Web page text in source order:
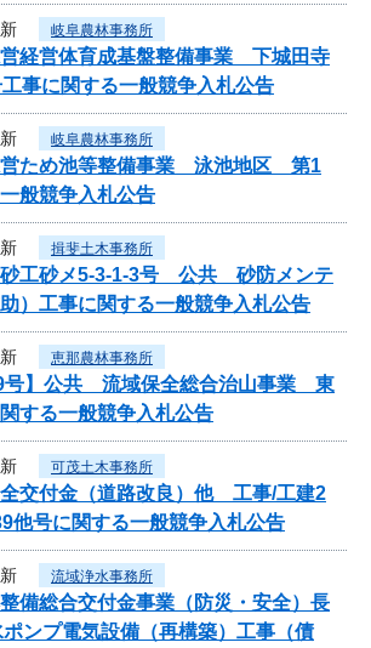
岐阜農林事務所
営経営体育成基盤整備事業 下城田寺
事に関する一般競争入札公告
岐阜農林事務所
営ため池等整備事業 泳池地区 第1
般競争入札公告
揖斐土木事務所
砂工砂メ5-3-1-3号 公共 砂防メンテ
）工事に関する一般競争入札公告
恵那農林事務所
号】公共 流域保全総合治山事業 東
する一般競争入札公告
可茂土木事務所
交付金（道路改良）他 工事/工建2
他号に関する一般競争入札公告
流域浄水事務所
備総合交付金事業（防災・安全）長
ンプ電気設備（再構築）工事（債